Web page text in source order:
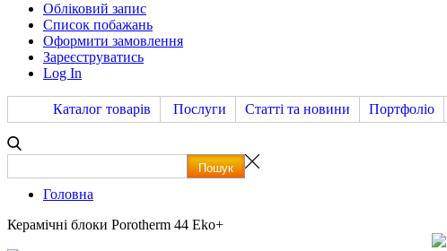
Обліковий запис
Список побажань
Оформити замовлення
Зареєструватись
Log In
Каталог товарів Послуги Статті та новини Портфоліо
Головна
Керамічні блоки Porotherm 44 Eko+